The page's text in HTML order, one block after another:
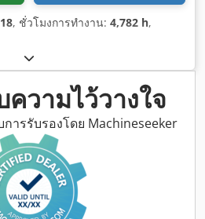
, ชั่วโมงการทำงาน: 4,782 h,
วามไว้วางใจ
ารรับรองโดย Machineseeker